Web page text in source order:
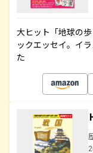
大ヒット「地球の
ックエッセイ。イ
た